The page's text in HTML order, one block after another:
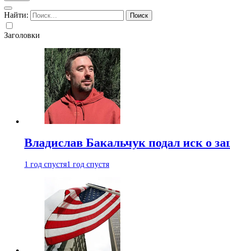
Найти:
Заголовки
Владислав Бакальчук подал иск о
1 год спустя1 год спустя